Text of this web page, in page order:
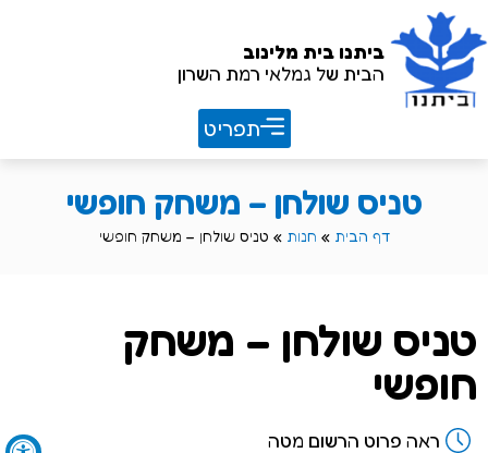
ביתנו בית מלינוב
הבית של גמלאי רמת השרון
טניס שולחן – משחק חופשי
דף הבית » חנות » טניס שולחן – משחק חופשי
טניס שולחן – משחק
חופשי
ראה פרוט הרשום מטה